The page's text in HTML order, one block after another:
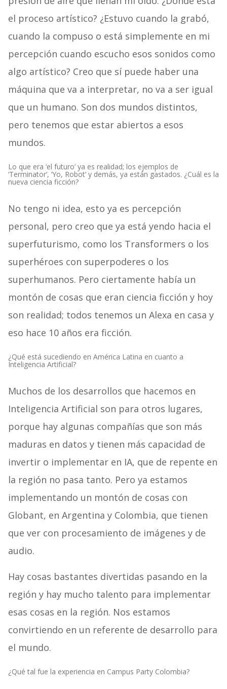
el proceso artístico? ¿Estuvo cuando la grabó,
cuando la compuso o está simplemente en mi
percepción cuando escucho esos sonidos como
algo artístico? Creo que sí puede haber una
máquina que va a interpretar, no va a ser igual
que un humano. Son dos mundos distintos,
pero tenemos que estar abiertos a esos
mundos.
Lo que era ‘el futuro’ ya es realidad; los ejemplos de
‘Terminator’, ‘Yo, Robot’ y demás, ya están gastados. ¿Cuál es la
nueva ciencia ficción?
No tengo ni idea, esto ya es percepción
personal, pero creo que ya está yendo hacia el
superfuturismo, como los Transformers o los
superhéroes con superpoderes o los
superhumanos. Pero ciertamente había un
montón de cosas que eran ciencia ficción y hoy
son realidad; todos tenemos un Alexa en casa y
eso hace 10 años era ficción.
¿Qué está sucediendo en América Latina en cuanto a
Inteligencia Artificial?
Muchos de los desarrollos que hacemos en
Inteligencia Artificial son para otros lugares,
porque hay algunas compañías que son más
maduras en datos y tienen más capacidad de
invertir o implementar en IA, que de repente en
la región no pasa tanto. Pero ya estamos
implementando un montón de cosas con
Globant, en Argentina y Colombia, que tienen
que ver con procesamiento de imágenes y de
audio.
Hay cosas bastantes divertidas pasando en la
región y hay mucho talento para implementar
esas cosas en la región. Nos estamos
convirtiendo en un referente de desarrollo para
el mundo.
¿Qué tal fue la experiencia en Campus Party Colombia?